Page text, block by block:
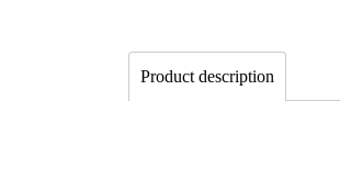
Product description